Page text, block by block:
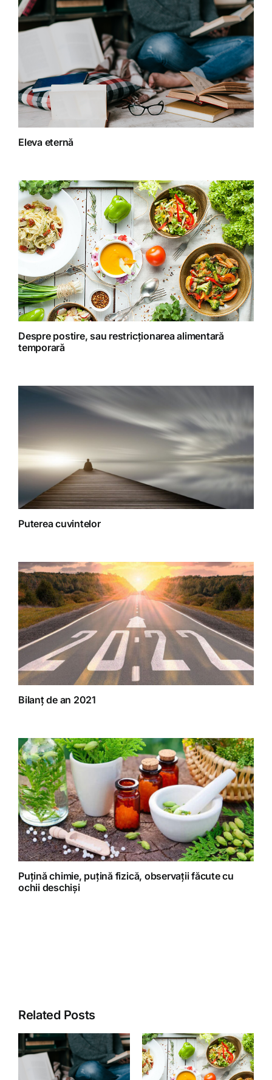
Detoxifiere
Fără categorie
Fitoterapie
Homeopatie
Retete fructariene
Retete preparate
Retete Raw (nepreparate termic)
Eleva eternă
Despre postire, sau restricționarea alimentară
temporară
Puterea cuvintelor
Bilanț de an 2021
Puțină chimie, puțină fizică, observații făcute cu
ochii deschiși
Related Posts